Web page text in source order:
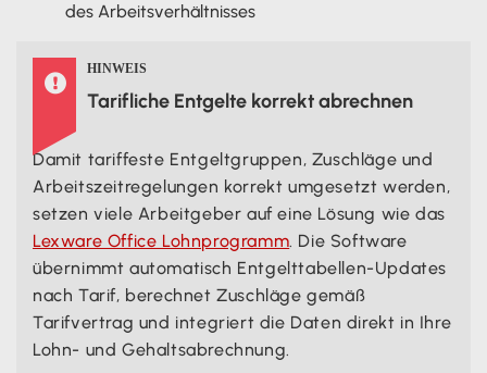
des Arbeitsverhältnisses
 HINWEIS
Tarifliche Entgelte korrekt abrechnen
Damit tariffeste Entgeltgruppen, Zuschläge und
Arbeitszeitregelungen korrekt umgesetzt werden,
setzen viele Arbeitgeber auf eine Lösung wie das
Lexware Office Lohnprogramm. Die Software
übernimmt automatisch Entgelttabellen-Updates
nach Tarif, berechnet Zuschläge gemäß
Tarifvertrag und integriert die Daten direkt in Ihre
Lohn- und Gehaltsabrechnung.